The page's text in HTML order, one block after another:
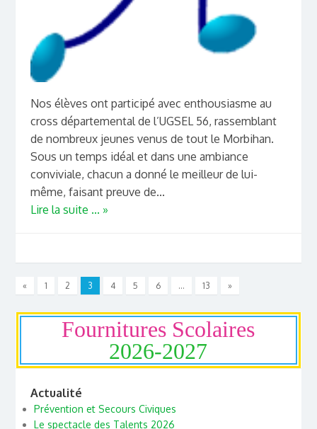
Nos élèves ont participé avec enthousiasme au
cross départemental de l’UGSEL 56, rassemblant
de nombreux jeunes venus de tout le Morbihan.
Sous un temps idéal et dans une ambiance
conviviale, chacun a donné le meilleur de lui-
même, faisant preuve de...
Lire la suite ... »
« 1 2 3 4 5 6 … 13 »
Fournitures Scolaires
2026-2027
Actualité
Prévention et Secours Civiques
Le spectacle des Talents 2026